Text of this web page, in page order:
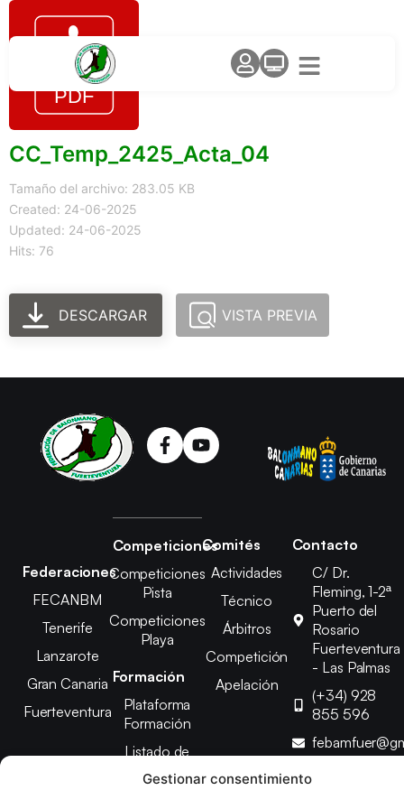
Gestionar consentimiento
CC_Temp_2425_Acta_04
Tamaño del archivo: 283.05 KB
Created: 24-06-2025
Updated: 24-06-2025
Hits: 76
DESCARGAR VISTA PREVIA
Federaciones
FECANBM
Tenerife
Lanzarote
Gran Canaria
Fuerteventura
Competiciones
Competiciones
Pista
Competiciones
Playa
Formación
Plataforma
Formación
Listado de
Cursos
Comités
Actividades
Técnico
Árbitros
Competición
Apelación
Contacto
C/ Dr.
Fleming, 1-2ª
Puerto del
Rosario
Fuerteventura
- Las Palmas
(+34) 928
855 596